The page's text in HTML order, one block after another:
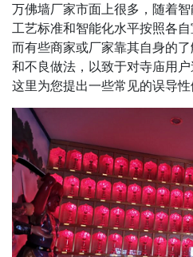
万佛墙厂家市面上很多，随着
工艺标准和智能化水平按照各
而有些商家或厂家靠其自身的
和不良做法，以致于对寺庙用
这里为您提出一些常见的误导性